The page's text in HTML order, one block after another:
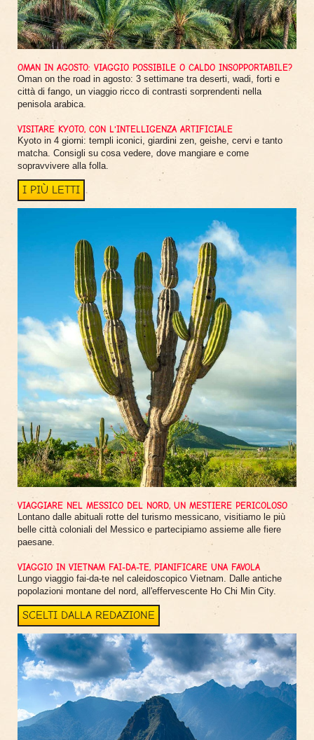
OMAN IN AGOSTO: VIAGGIO POSSIBILE O CALDO INSOPPORTABILE?
Oman on the road in agosto: 3 settimane tra deserti, wadi, forti e
città di fango, un viaggio ricco di contrasti sorprendenti nella
penisola arabica.
VISITARE KYOTO, CON L'INTELLIGENZA ARTIFICIALE
Kyoto in 4 giorni: templi iconici, giardini zen, geishe, cervi e tanto
matcha. Consigli su cosa vedere, dove mangiare e come
sopravvivere alla folla.
I PIÙ LETTI
VIAGGIARE NEL MESSICO DEL NORD, UN MESTIERE PERICOLOSO
Lontano dalle abituali rotte del turismo messicano, visitiamo le più
belle città coloniali del Messico e partecipiamo assieme alle fiere
paesane.
VIAGGIO IN VIETNAM FAI-DA-TE, PIANIFICARE UNA FAVOLA
Lungo viaggio fai-da-te nel caleidoscopico Vietnam. Dalle antiche
popolazioni montane del nord, all'effervescente Ho Chi Min City.
SCELTI DALLA REDAZIONE